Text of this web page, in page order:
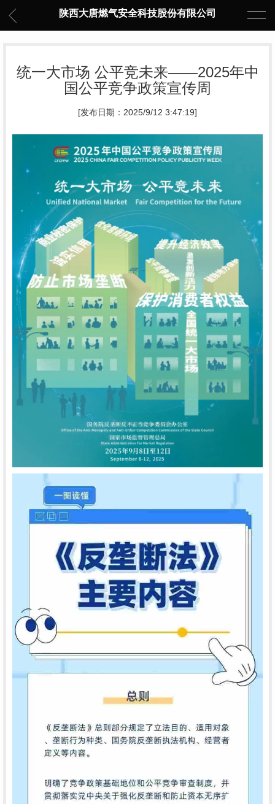
陕西大唐燃气安全科技股份有限公司
统一大市场 公平竞未来——2025年中
国公平竞争政策宣传周
[发布日期：2025/9/12 3:47:19]